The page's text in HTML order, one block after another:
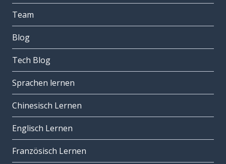
Team
Blog
Tech Blog
Sprachen lernen
Chinesisch Lernen
Englisch Lernen
Französisch Lernen